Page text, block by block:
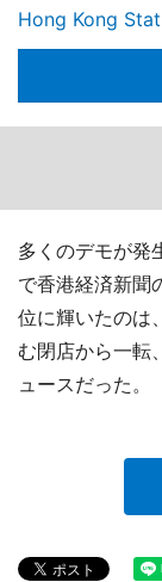
Hong Kong
多くのデモが発
で香港経済新聞
位に輝いたのは
む閉店から一転
ュースだった。